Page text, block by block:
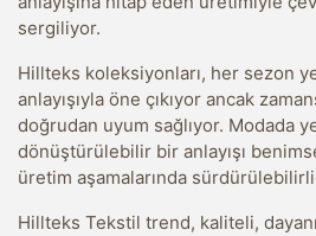
sergiliyor.
Hillteks koleksiyonları, her sezon
anlayışıyla öne çıkıyor ancak
doğrudan uyum sağlıyor. Modada
dönüştürülebilir bir anlayışı
üretim aşamalarında
Hillteks Tekstil trend, kaliteli,